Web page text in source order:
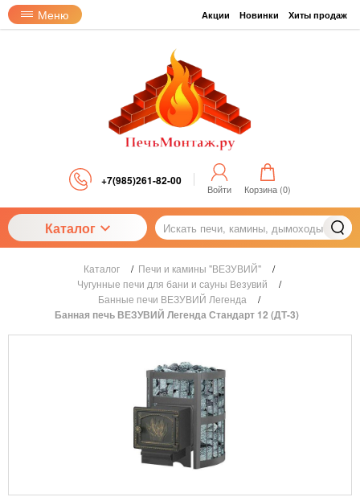
Меню Акции Новинки Хиты продаж
+7(985)261-82-00
Войти Корзина (0)
Каталог
Каталог / Печи и камины "ВЕЗУВИЙ"
/
Чугунные печи для бани и сауны Везувий
/
Банные печи ВЕЗУВИЙ Легенда
/
Банная печь ВЕЗУВИЙ Легенда Стандарт 12 (ДТ-3)